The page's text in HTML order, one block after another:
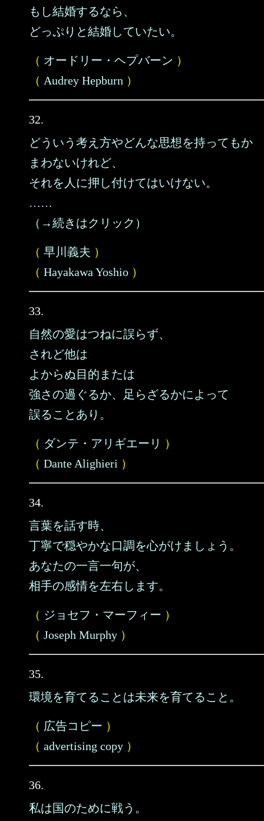
もし結婚するなら、
どっぷりと結婚していたい。
（ オードリー・ヘプバーン ）
（ Audrey Hepburn ）
32.
どういう考え方やどんな思想を持ってもか
まわないけれど、
それを人に押し付けてはいけない。
……
（→続きはクリック）
（ 早川義夫 ）
（ Hayakawa Yoshio ）
33.
自然の愛はつねに誤らず、
されど他は
よからぬ目的または
強さの過ぐるか、足らざるかによって
誤ることあり。
（ ダンテ・アリギエーリ ）
（ Dante Alighieri ）
34.
言葉を話す時、
丁寧で穏やかな口調を心がけましょう。
あなたの一言一句が、
相手の感情を左右します。
（ ジョセフ・マーフィー ）
（ Joseph Murphy ）
35.
環境を育てることは未来を育てること。
（ 広告コピー ）
（ advertising copy ）
36.
私は国のために戦う。